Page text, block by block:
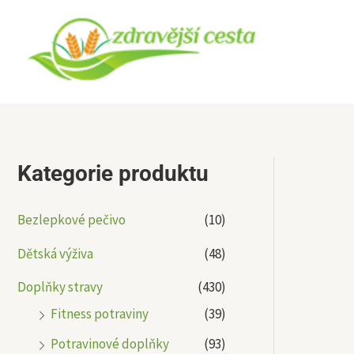
obsah
Kategorie produktu
Bezlepkové pečivo
(10)
Dětská výživa
(48)
Doplňky stravy
(430)
Fitness potraviny
(39)
Potravinové doplňky
(93)